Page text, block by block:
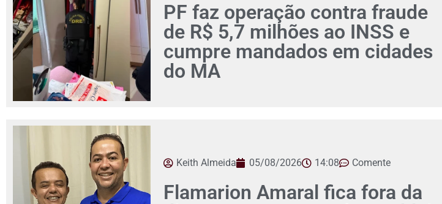
PF faz operação contra fraude
de R$ 5,7 milhões ao INSS e
cumpre mandados em cidades
do MA
Keith Almeida 05/08/2026 14:08 Comente
Flamarion Amaral fica fora da